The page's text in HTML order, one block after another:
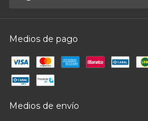
Medios de pago
Medios de envío